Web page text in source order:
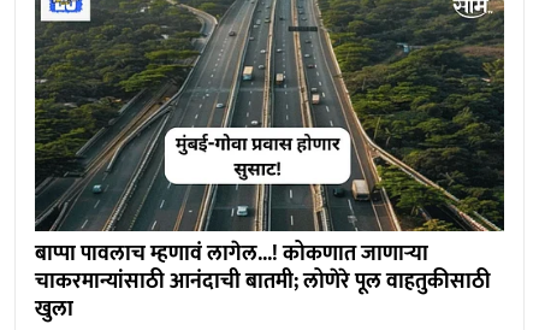
बाप्पा पावलाच म्हणावं लागेल...! कोकणात जाणाऱ्या
चाकरमान्यांसाठी आनंदाची बातमी; लोणेरे पूल वाहतुकीसाठी
खुला